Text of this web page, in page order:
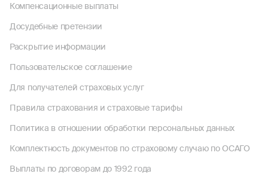
Компенсационные выплаты
Досудебные претензии
Раскрытие информации
Пользовательское соглашение
Для получателей страховых услуг
Правила страхования и страховые тарифы
Политика в отношении обработки персональных данных
Комплектность документов по страховому случаю по ОСАГО
Выплаты по договорам до 1992 года